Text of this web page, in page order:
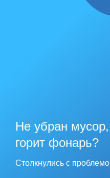
Не убран
горит фонарь?
Столкнулись с